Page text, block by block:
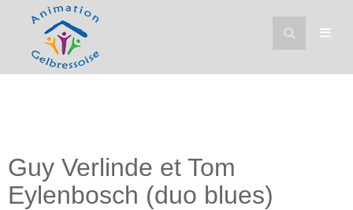
Guy Verlinde et Tom
Eylenbosch (duo blues)